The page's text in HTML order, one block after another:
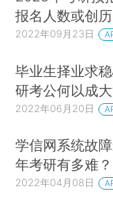
报名人数或创
2022年09月23日
毕业生择业求
研考公何以成
2022年06月20日
学信网系统故
年考研有多难？
2022年04月08日